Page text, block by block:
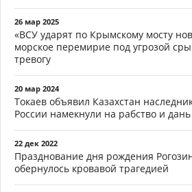
26 мар 2025
«ВСУ ударят по Крымскому мосту
морское перемирие под угрозой
тревогу
20 мар 2024
Токаев объявил Казахстан
России намекнули на рабство и дань
22 дек 2022
Празднование дня рождения
обернулось кровавой трагедией